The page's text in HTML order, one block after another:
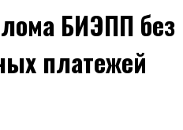
БИЭПП без
платежей